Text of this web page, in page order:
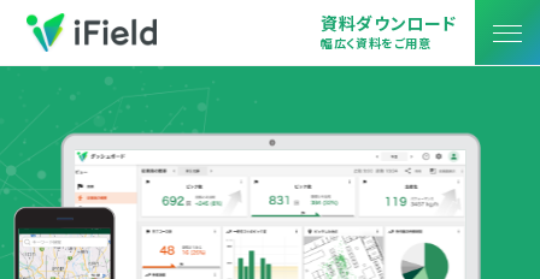
資料ダウンロード
幅広く資料をご用意